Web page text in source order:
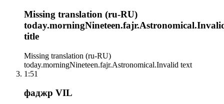
Missing translation (ru-RU)
title
Missing translation (ru-RU)
today.morningNineteen.fajr.Astronomical.Invalid text
1:51
фаджр VIL